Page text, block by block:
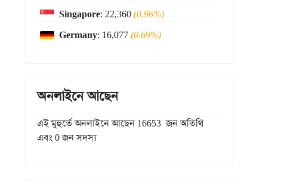
Singapore: 22,360(0.96%)
Germany: 16,077(0.69%)
অনলাইনে আছেন
এই মুহুর্তে অনলাইনে আছেন 16653 জন অতিথি
এবং 0 জন সদস্য